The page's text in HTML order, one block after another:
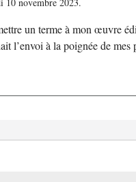
10 novembre 2023.
un terme à mon œuvre
l’envoi à la poignée de